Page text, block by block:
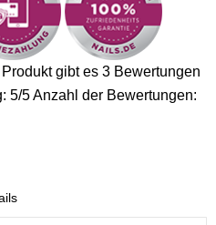
gibt es 3 Bewertungen
5/5 Anzahl der Bewertungen: